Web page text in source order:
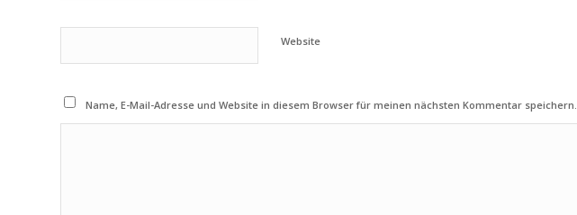
Website
Name, E-Mail-Adresse und Website in diesem Browser für meinen nächsten Kommentar speichern.